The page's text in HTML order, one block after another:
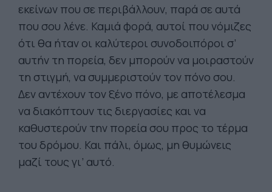
εκείνων που σε περιβάλλουν, παρά σε αυτά
που σου λένε. Καμιά φορά, αυτοί που νόμιζες
ότι θα ήταν οι καλύτεροι συνοδοιπόροι σ’
αυτήν τη πορεία, δεν μπορούν να μοιραστούν
τη στιγμή, να συμμεριστούν τον πόνο σου.
Δεν αντέχουν τον ξένο πόνο, με αποτέλεσμα
να διακόπτουν τις διεργασίες και να
καθυστερούν την πορεία σου προς το τέρμα
του δρόμου. Και πάλι, όμως, μη θυμώνεις
μαζί τους γι’ αυτό.